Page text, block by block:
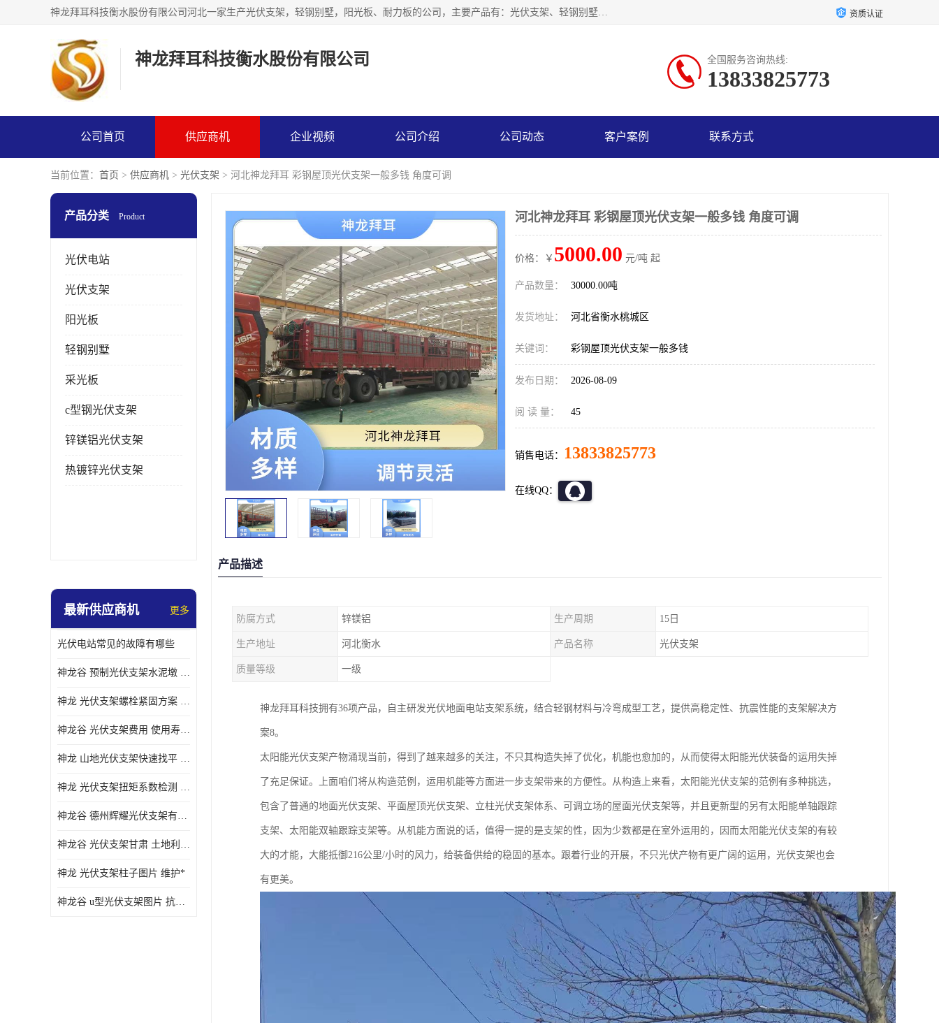
神龙拜耳科技衡水股份有限公司河北一家生产光伏支架，轻钢别墅，阳光板、耐力板的公司，主要产品有：光伏支架、轻钢别墅、阳光板、耐力板、采光板等，公司参与制定了多项标准。 资质认证
神龙拜耳科技衡水股份有限公司 全国服务咨询热线:
13833825773
公司首页 供应商机 企业视频 公司介绍 公司动态 客户案例 联系方式
当前位置： 首页 > 供应商机 > 光伏支架 > 河北神龙拜耳 彩钢屋顶光伏支架一般多钱 角度可调
产品分类 Product
光伏电站
光伏支架
阳光板
轻钢别墅
采光板
c型钢光伏支架
锌镁铝光伏支架
热镀锌光伏支架
最新供应商机 更多
光伏电站常见的故障有哪些
神龙谷 预制光伏支架水泥墩 抗震性能优
神龙 光伏支架螺栓紧固方案 土地利用率高
神龙谷 光伏支架费用 使用寿命长
神龙 山地光伏支架快速找平 抗风耐压
神龙 光伏支架扭矩系数检测 适应性强
神龙谷 德州辉耀光伏支架有限公司 材质多样
神龙谷 光伏支架甘肃 土地利用率高
神龙 光伏支架柱子图片 维护*
神龙谷 u型光伏支架图片 抗紫外线
河北神龙拜耳 彩钢屋顶光伏支架一般多钱 角度可调
价格：￥ 5000.00 元/吨 起
产品数量： 30000.00吨
发货地址： 河北省衡水桃城区
关键词： 彩钢屋顶光伏支架一般多钱
发布日期： 2026-08-09
阅 读 量： 45
销售电话： 13833825773
在线QQ：
产品描述
防腐方式 锌镁铝 生产周期 15日
生产地址 河北衡水 产品名称 光伏支架
质量等级 一级
神龙拜耳科技拥有36项产品，自主研发光伏地面电站支架系统，结合轻钢材料与冷弯成型工艺，提供高稳定性、抗震性能的支架解决方
案8。
太阳能光伏支架产物涌现当前，得到了越来越多的关注，不只其构造失掉了优化，机能也愈加的，从而使得太阳能光伏装备的运用失掉
了充足保证。上面咱们将从构造范例，运用机能等方面进一步支架带来的方便性。从构造上来看，太阳能光伏支架的范例有多种挑选，
包含了普通的地面光伏支架、平面屋顶光伏支架、立柱光伏支架体系、可调立场的屋面光伏支架等，并且更新型的另有太阳能单轴跟踪
支架、太阳能双轴跟踪支架等。从机能方面说的话，值得一提的是支架的性，因为少数都是在室外运用的，因而太阳能光伏支架的有较
大的才能，大能抵御216公里/小时的风力，给装备供给的稳固的基本。跟着行业的开展，不只光伏产物有更广阔的运用，光伏支架也会
有更美。